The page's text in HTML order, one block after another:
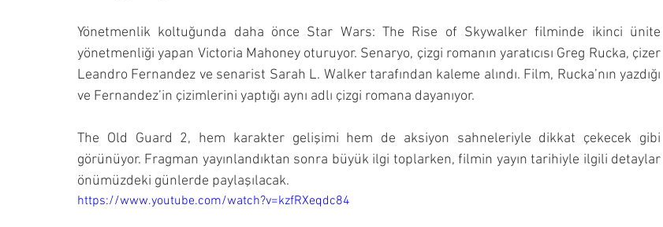
Yönetmenlik koltuğunda daha önce Star Wars: The Rise of Skywalker filminde ikinci ünite
yönetmenliği yapan Victoria Mahoney oturuyor. Senaryo, çizgi romanın yaratıcısı Greg Rucka, çizer
Leandro Fernandez ve senarist Sarah L. Walker tarafından kaleme alındı. Film, Rucka’nın yazdığı
ve Fernandez’in çizimlerini yaptığı aynı adlı çizgi romana dayanıyor.
The Old Guard 2, hem karakter gelişimi hem de aksiyon sahneleriyle dikkat çekecek gibi
görünüyor. Fragman yayınlandıktan sonra büyük ilgi toplarken, filmin yayın tarihiyle ilgili detaylar
önümüzdeki günlerde paylaşılacak.
https://www.youtube.com/watch?v=kzfRXeqdc84